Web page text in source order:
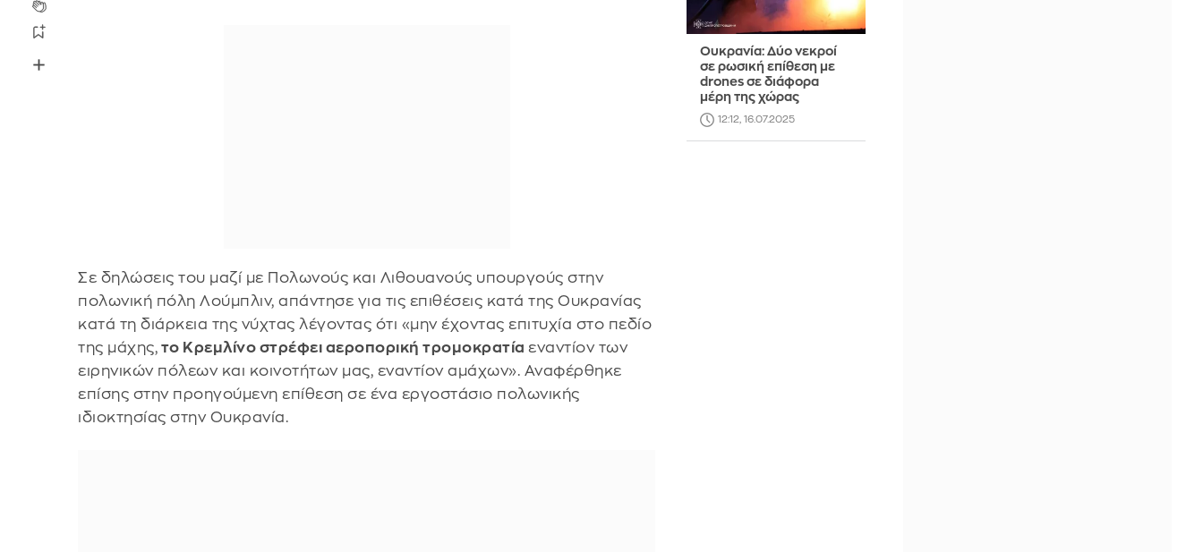
Σε δηλώσεις του μαζί με Πολωνούς και Λιθουανούς υπουργούς στην
πολωνική πόλη Λούμπλιν, απάντησε για τις επιθέσεις κατά της Ουκρανίας
κατά τη διάρκεια της νύχτας λέγοντας ότι «μην έχοντας επιτυχία στο πεδίο
της μάχης, το Κρεμλίνο στρέφει αεροπορική τρομοκρατίαεναντίον των
ειρηνικών πόλεων και κοινοτήτων μας, εναντίον αμάχων». Αναφέρθηκε
επίσης στην προηγούμενη επίθεση σε ένα εργοστάσιο πολωνικής
ιδιοκτησίας στην Ουκρανία.
Ουκρανία: Δύο νεκροί
σε ρωσική επίθεση με
drones σε διάφορα
μέρη της χώρας
12:12, 16.07.2025